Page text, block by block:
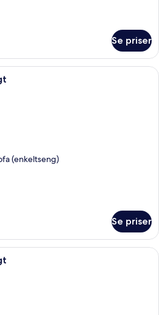
Se priser
Et moderne hotelværelse med en
(enkeltseng)
Se priser
Et moderne hotelværelse med